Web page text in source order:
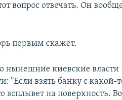
вопрос отвечать. Он
первым скажет.
нынешние киевские власти
"Если взять банку с какой-
на поверхность.